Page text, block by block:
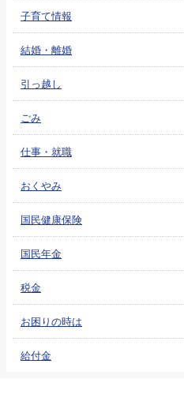
子育て情報
結婚・離婚
引っ越し
ごみ
仕事・就職
おくやみ
国民健康保険
国民年金
税金
お困りの時は
給付金